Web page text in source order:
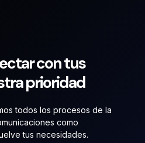
con tus
prioridad
todos los procesos de la
como
tus necesidades.